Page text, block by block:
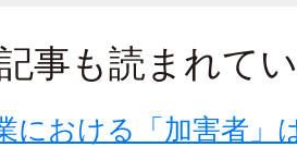
事も読まれて
における「加害者」